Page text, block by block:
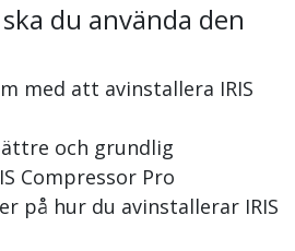
du använda den
med att avinstallera IRIS
och grundlig
Compressor Pro
på hur du avinstallerar IRIS